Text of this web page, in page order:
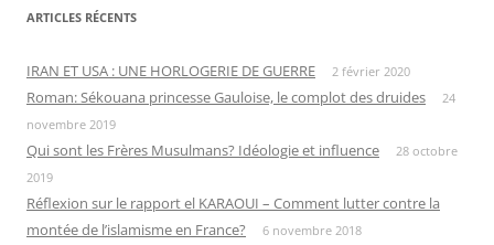
ARTICLES RÉCENTS
IRAN ET USA : UNE HORLOGERIE DE GUERRE 2 février 2020
Roman: Sékouana princesse Gauloise, le complot des druides
24
novembre 2019
Qui sont les Frères Musulmans? Idéologie et influence
28 octobre
2019
Réflexion sur le rapport el KARAOUI – Comment lutter contre la
montée de l’islamisme en France?
6 novembre 2018